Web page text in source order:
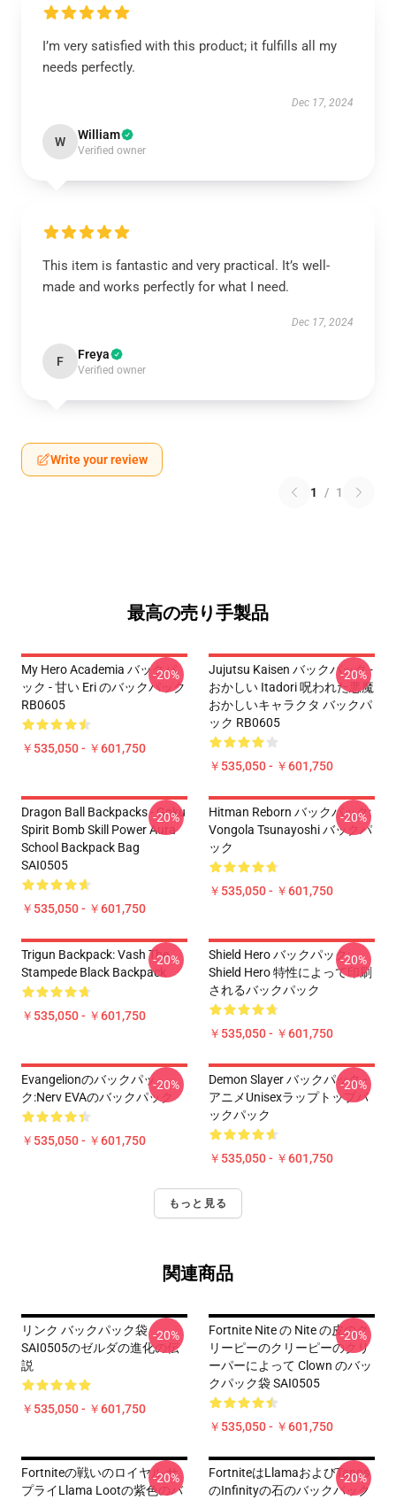
I’m very satisfied with this product; it fulfills all my
needs perfectly.
Dec 17, 2024
W William
Verified owner
This item is fantastic and very practical. It’s well-
made and works perfectly for what I need.
Dec 17, 2024
F Freya
Verified owner
Write your review
1 / 1
最高の売り手製品
My Hero Academia バックパ
ック - 甘い Eri のバックパック
RB0605
￥535,050 - ￥601,750
-20%
Jujutsu Kaisen バックパック -
おかしい Itadori 呪われた悪魔
おかしいキャラクタ バックパ
ック RB0605
￥535,050 - ￥601,750
-20%
Dragon Ball Backpacks - Goku
Spirit Bomb Skill Power Aura
School Backpack Bag
SAI0505
￥535,050 - ￥601,750
-20%
Hitman Reborn バックパック:
Vongola Tsunayoshi バックパ
ック
￥535,050 - ￥601,750
-20%
Trigun Backpack: Vash The
Stampede Black Backpack
￥535,050 - ￥601,750
-20%
Shield Hero バックパック:
Shield Hero 特性によって印刷
されるバックパック
￥535,050 - ￥601,750
-20%
Evangelionのバックパッ
ク:Nerv EVAのバックパック
￥535,050 - ￥601,750
-20%
Demon Slayer バックパック -
アニメUnisexラップトップバ
ックパック
￥535,050 - ￥601,750
-20%
もっと見る
関連商品
リンク バックパック袋
SAI0505のゼルダの進化の伝
説
￥535,050 - ￥601,750
-20%
Fortnite Nite の Nite の皮のク
リーピーのクリーピーのクリ
ーパーによって Clown のバッ
クパック袋 SAI0505
￥535,050 - ￥601,750
-20%
Fortniteの戦いのロイヤル サ
プライLlama Lootの紫色のバ
-20%
FortniteはLlamaおよびTanos
のInfinityの石のバックパック
-20%